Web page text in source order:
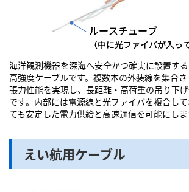
海洋観測機器を深海へ安全かつ確実に設置す
高強度ケーブルです。複数本の外装線を集合
張力性能を実現し、長距離・高荷重の吊り下
です。内部には電源線と光ファイバを複合し
ても安定した電力供給と高速通信を可能にしま
えい航用ケーブル